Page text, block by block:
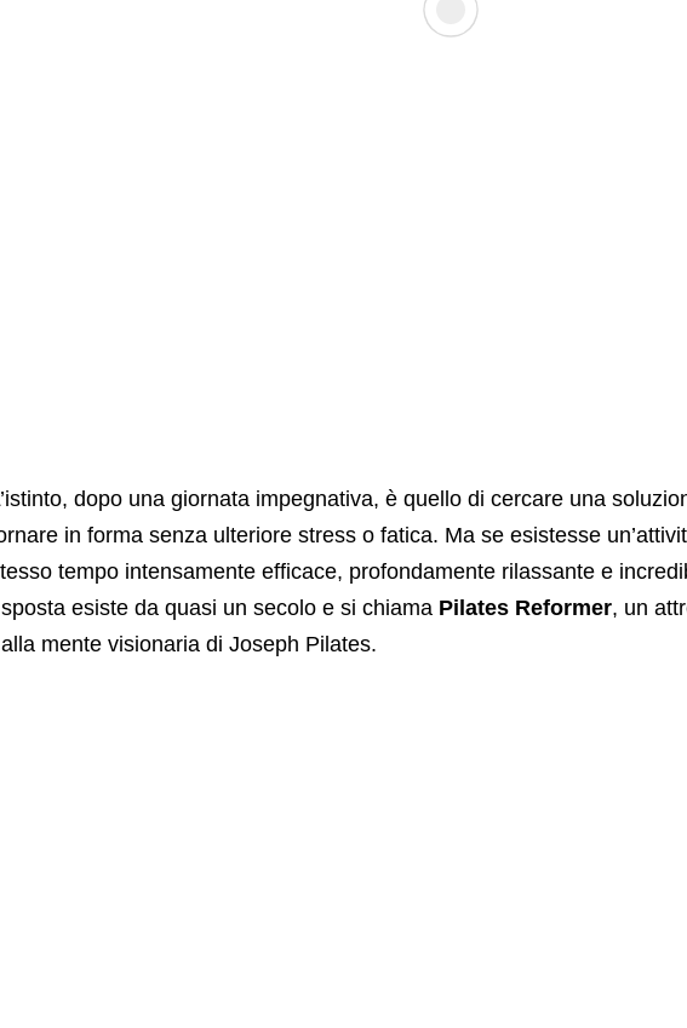
dopo una giornata impegnativa, è quello di cercare una
in forma senza ulteriore stress o fatica. Ma se esistesse
tempo intensamente efficace, profondamente rilassante e
esiste da quasi un secolo e si chiama Pilates Reformer, un
mente visionaria di Joseph Pilates.
Ad